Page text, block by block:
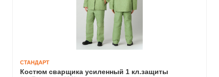
СТАНДАРТ
Костюм сварщика усиленный 1 кл.защиты